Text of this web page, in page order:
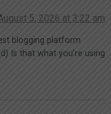
5, 2026 at 3:22 am
blogging platform
Is that what you’re using